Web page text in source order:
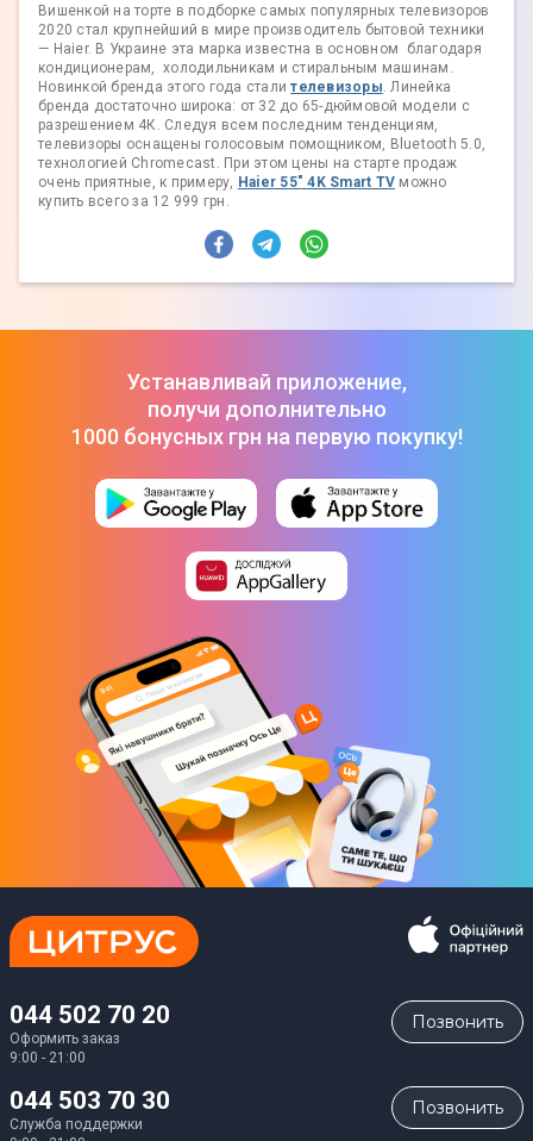
Вишенкой на торте в подборке самых популярных телевизоров
2020 стал крупнейший в мире производитель бытовой техники
— Haier. В Украине эта марка известна в основном благодаря
кондиционерам, холодильникам и стиральным машинам.
Новинкой бренда этого года сталителевизоры. Линейка
бренда достаточно широка: от 32 до 65-дюймовой модели с
разрешением 4К. Следуя всем последним тенденциям,
телевизоры оснащены голосовым помощником, Bluetooth 5.0,
технологией Chromecast. При этом цены на старте продаж
очень приятные, к примеру, Haier 55" 4K Smart TV можно
купить всего за 12 999 грн.
Устанавливай приложение,
получи дополнительно
1000 бонусных грн на первую покупку!
044 502 70 20
Оформить заказ
9:00 - 21:00
Позвонить
044 503 70 30
Служба поддержки
Позвонить